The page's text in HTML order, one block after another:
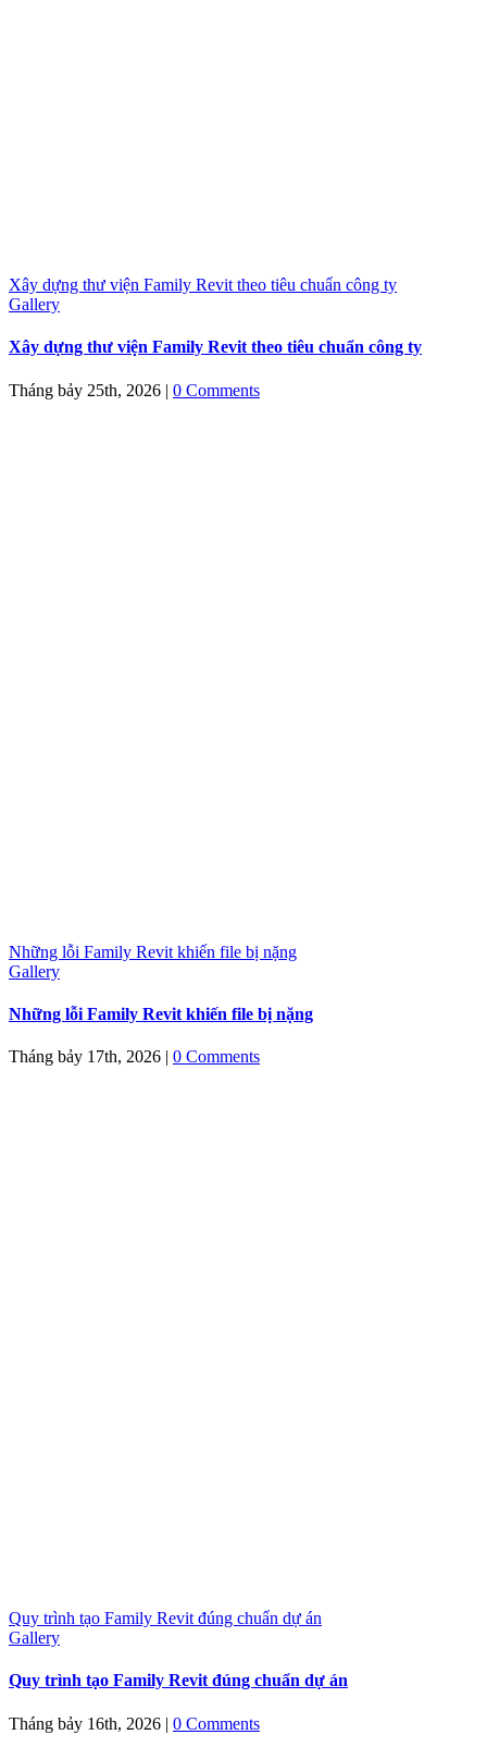
Xây dựng thư viện Family Revit theo tiêu chuẩn công ty
Gallery
Xây dựng thư viện Family Revit theo tiêu chuẩn công ty
Tháng bảy 25th, 2026 | 0 Comments
Những lỗi Family Revit khiến file bị nặng
Gallery
Những lỗi Family Revit khiến file bị nặng
Tháng bảy 17th, 2026 | 0 Comments
Quy trình tạo Family Revit đúng chuẩn dự án
Gallery
Quy trình tạo Family Revit đúng chuẩn dự án
Tháng bảy 16th, 2026 | 0 Comments